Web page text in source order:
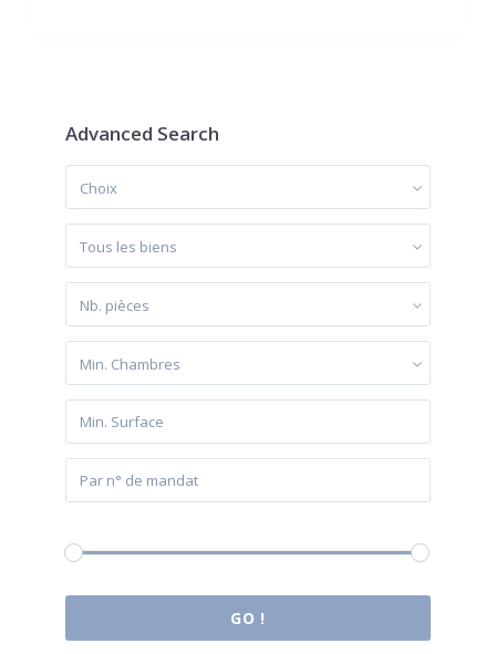
Advanced Search
Choix
Tous les biens
Nb. pièces
Min. Chambres
GO !